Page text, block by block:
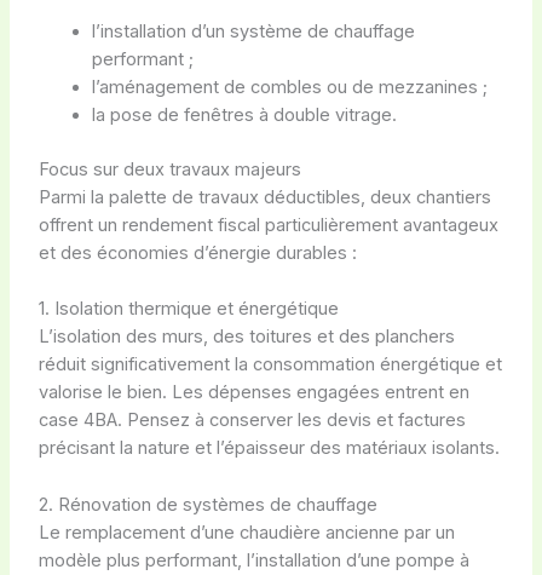
l’installation d’un système de chauffage
performant ;
l’aménagement de combles ou de mezzanines ;
la pose de fenêtres à double vitrage.
Focus sur deux travaux majeurs
Parmi la palette de travaux déductibles, deux chantiers
offrent un rendement fiscal particulièrement avantageux
et des économies d’énergie durables :
1. Isolation thermique et énergétique
L’isolation des murs, des toitures et des planchers
réduit significativement la consommation énergétique et
valorise le bien. Les dépenses engagées entrent en
case 4BA. Pensez à conserver les devis et factures
précisant la nature et l’épaisseur des matériaux isolants.
2. Rénovation de systèmes de chauffage
Le remplacement d’une chaudière ancienne par un
modèle plus performant, l’installation d’une pompe à